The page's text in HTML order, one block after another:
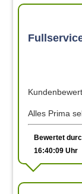
Alles Prima
Bewertet
16:40:09 Uhr